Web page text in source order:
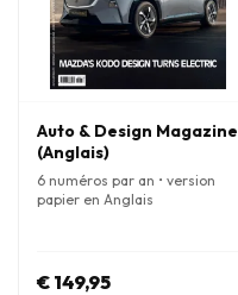
Auto & Design Magazine
(Anglais)
6 numéros par an • version
papier en Anglais
€ 149,95